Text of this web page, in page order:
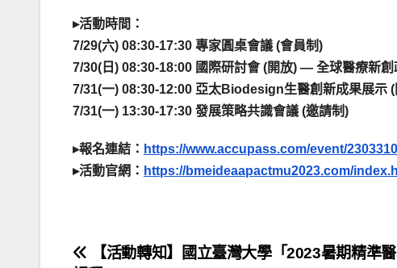
▸活動時間：
7/29(六) 08:30-17:30 專家圓桌會議 (會員制)
7/30(日) 08:30-18:00 國際研討會 (開放) — 全球醫療新
7/31(一) 08:30-12:00 亞太Biodesign生醫創新成果展示 (
7/31(一) 13:30-17:30 發展策略共識會議 (邀請制)
▸報名連結： https://www.accupass.com/event/
▸活動官網： https://bmeideaapactmu2023.com/
文【活動轉知】國立臺灣大學「2023暑期精準